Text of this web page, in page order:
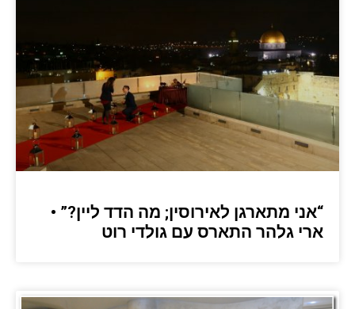
“אני מתארגן לאירוסין; מה הדד ליין?” •
ארי גלהר התארס עם גולדי רוט